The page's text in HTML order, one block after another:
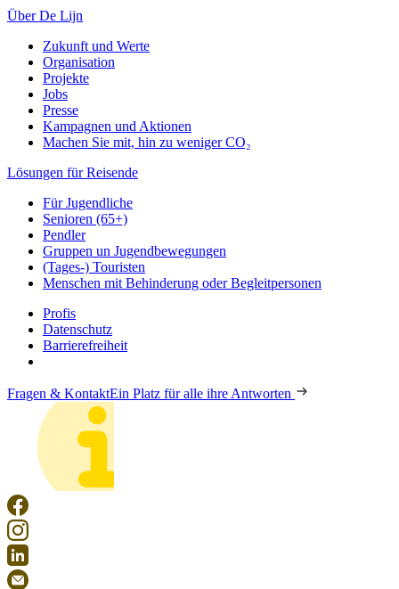
Über De Lijn
Zukunft und Werte
Organisation
Projekte
Jobs
Presse
Kampagnen und Aktionen
Machen Sie mit, hin zu weniger CO₂
Lösungen für Reisende
Für Jugendliche
Senioren (65+)
Pendler
Gruppen un Jugendbewegungen
(Tages-) Touristen
Menschen mit Behinderung oder Begleitpersonen
Profis
Datenschutz
Barrierefreiheit
Fragen & KontaktEin Platz für alle ihre Antworten